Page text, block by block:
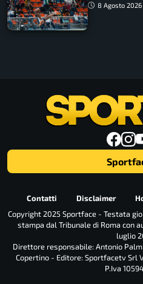
Castellani e
8 Agosto 2026
Contatti Disclaimer
Copyright 2025 Sportface - Testata
stampa dal Tribunale di Roma con
luglio
Direttore responsabile: Antonio
Copertino - Editore: Sportfacetv Srl
P.Iva